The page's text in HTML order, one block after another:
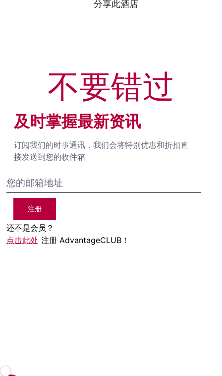
分享此酒店
及时掌握最新资讯
订阅我们的时事通讯，我们会将特别优惠和折扣直
接发送到您的收件箱
注册
还不是会员？
点击此处 注册 AdvantageCLUB！
不要错过